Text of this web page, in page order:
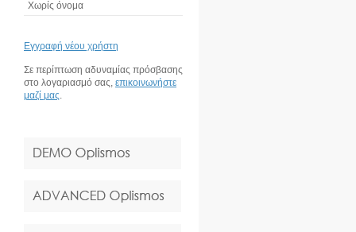
Χωρίς όνομα
Εγγραφή νέου χρήστη
Σε περίπτωση αδυναμίας πρόσβασης
στο λογαριασμό σας, επικοινωνήστε
μαζί μας.